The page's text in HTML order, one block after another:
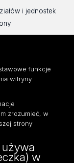
i jednostek
funkcje
witryny.
zrozumieć, w
strony
używa
w